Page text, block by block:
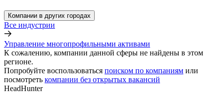
Компании в других городах
Все индустрии
Управление многопрофильными активами
К сожалению, компании данной сферы не найдены в этом
регионе.
Попробуйте воспользоваться поиском по компаниям или
посмотреть компании без открытых вакансий
HeadHunter